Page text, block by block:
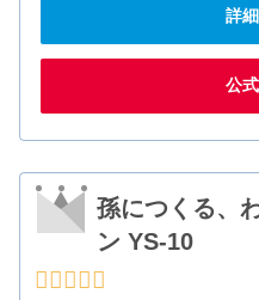
詳
公
孫につくる、
ン YS-10